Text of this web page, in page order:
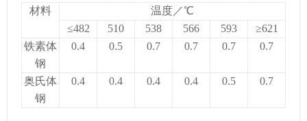
材料
温度／℃
≤482
510 538 566 593
≥621
铁素体
钢
0.4 0.5 0.7 0.7 0.7 0.7
奥氏体
钢
0.4 0.4 0.4 0.4 0.5 0.7